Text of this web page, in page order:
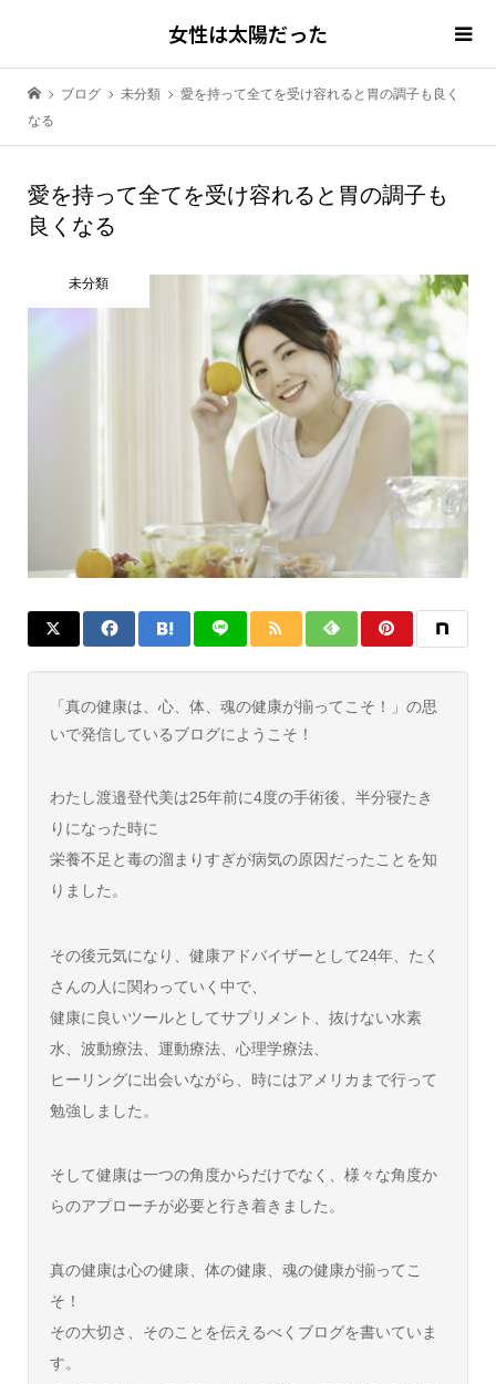
女性は太陽だった
ブログ 未分類
愛を持って全てを受け容れると胃の調子も良く
なる
愛を持って全てを受け容れると胃の調子も
良くなる
未分類
「真の健康は、心、体、魂の健康が揃ってこそ！」の思
いで発信しているブログにようこそ！
わたし渡邉登代美は25年前に4度の手術後、半分寝たき
りになった時に
栄養不足と毒の溜まりすぎが病気の原因だったことを知
りました。
その後元気になり、健康アドバイザーとして24年、たく
さんの人に関わっていく中で、
健康に良いツールとしてサプリメント、抜けない水素
水、波動療法、運動療法、心理学療法、
ヒーリングに出会いながら、時にはアメリカまで行って
勉強しました。
そして健康は一つの角度からだけでなく、様々な角度か
らのアプローチが必要と行き着きました。
真の健康は心の健康、体の健康、魂の健康が揃ってこ
そ！
その大切さ、そのことを伝えるべくブログを書いていま
す。